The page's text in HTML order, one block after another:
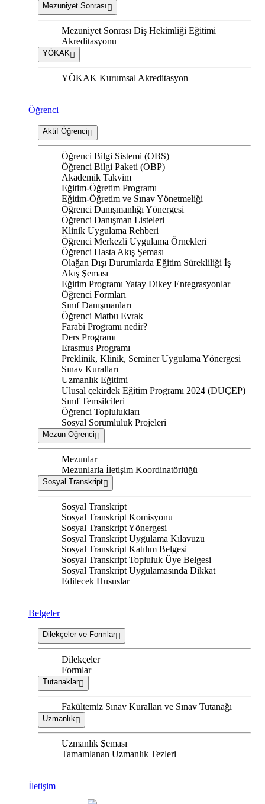
Mezuniyet Sonrası
Mezuniyet Sonrası Diş Hekimliği Eğitimi
Akreditasyonu
YÖKAK
YÖKAK Kurumsal Akreditasyon
Öğrenci
Aktif Öğrenci
Öğrenci Bilgi Sistemi (OBS)
Öğrenci Bilgi Paketi (OBP)
Akademik Takvim
Eğitim-Öğretim Programı
Eğitim-Öğretim ve Sınav Yönetmeliği
Öğrenci Danışmanlığı Yönergesi
Öğrenci Danışman Listeleri
Klinik Uygulama Rehberi
Öğrenci Merkezli Uygulama Örnekleri
Öğrenci Hasta Akış Şeması
Olağan Dışı Durumlarda Eğitim Sürekliliği İş
Akış Şeması
Eğitim Programı Yatay Dikey Entegrasyonlar
Öğrenci Formları
Sınıf Danışmanları
Öğrenci Matbu Evrak
Farabi Programı nedir?
Ders Programı
Erasmus Programı
Preklinik, Klinik, Seminer Uygulama Yönergesi
Sınav Kuralları
Uzmanlık Eğitimi
Ulusal çekirdek Eğitim Programı 2024 (DUÇEP)
Sınıf Temsilcileri
Öğrenci Toplulukları
Sosyal Sorumluluk Projeleri
Mezun Öğrenci
Mezunlar
Mezunlarla İletişim Koordinatörlüğü
Sosyal Transkript
Sosyal Transkript
Sosyal Transkript Komisyonu
Sosyal Transkript Yönergesi
Sosyal Transkript Uygulama Kılavuzu
Sosyal Transkript Katılım Belgesi
Sosyal Transkript Topluluk Üye Belgesi
Sosyal Transkript Uygulamasında Dikkat
Edilecek Hususlar
Belgeler
Dilekçeler ve Formlar
Dilekçeler
Formlar
Tutanaklar
Fakültemiz Sınav Kuralları ve Sınav Tutanağı
Uzmanlık
Uzmanlık Şeması
Tamamlanan Uzmanlık Tezleri
İletişim